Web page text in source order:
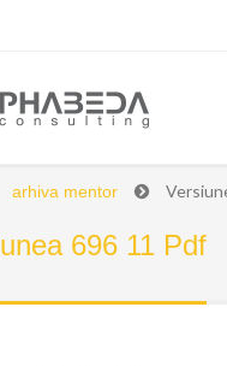
696 11 Pdf
arhiva mentor